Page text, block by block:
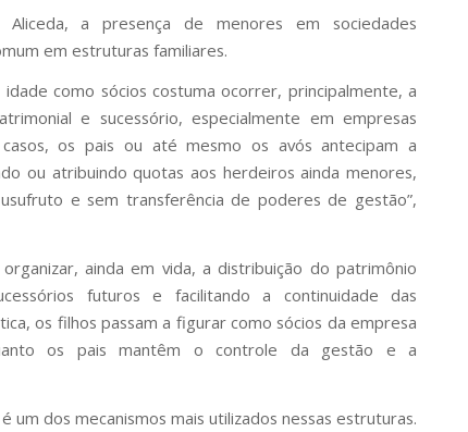
a presença de menores em sociedades
em estruturas familiares.
como sócios costuma ocorrer, principalmente, a
e sucessório, especialmente em empresas
os pais ou até mesmo os avós antecipam a
ou atribuindo quotas aos herdeiros ainda menores,
e sem transferência de poderes de gestão”,
ainda em vida, a distribuição do patrimônio
futuros e facilitando a continuidade das
os filhos passam a figurar como sócios da empresa
os pais mantêm o controle da gestão e a
um dos mecanismos mais utilizados nessas estruturas.